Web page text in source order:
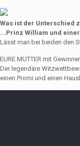
Was ist der Unterschied
...Prinz William und
Lässt man bei beiden den
EURE MÜTTER mit
Der legendäre
einen Promi und einen